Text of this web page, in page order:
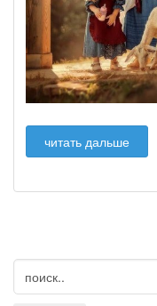
читать дальше